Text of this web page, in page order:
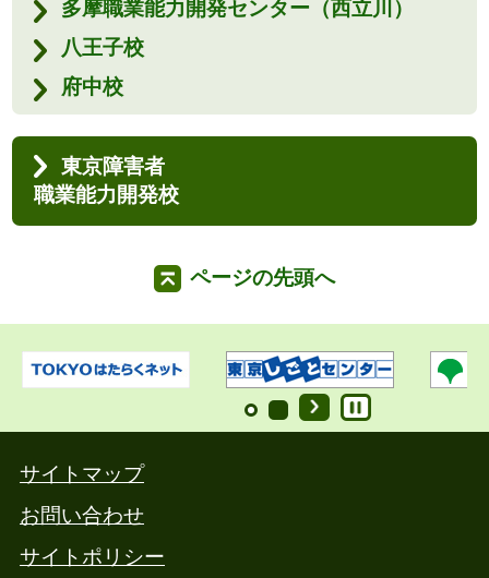
多摩職業能力開発センター（西立川）
八王子校
府中校
東京障害者
職業能力開発校
ページの先頭へ
サイトマップ
お問い合わせ
サイトポリシー